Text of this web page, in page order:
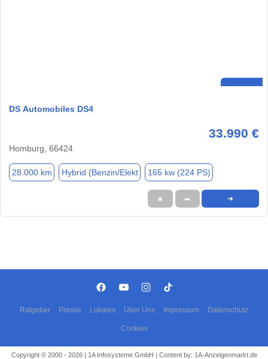
DS Automobiles DS4
33.990 €
Homburg, 66424
28.000 km Hybrid (Benzin/Elekt 165 kw (224 PS)
★ ➦ ➜
Ratgeber Presse Lokales Über Uns Impressum Datenschutz
Cookies
Copyright © 2000 - 2026 | 1A Infosysteme GmbH | Content by: 1A-Anzeigenmarkt.de